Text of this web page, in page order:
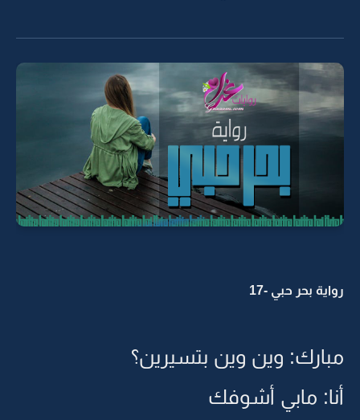
رواية بحر حبي -17
مبارك: وين وين بتسيرين؟
أنا: مابي أشوفك